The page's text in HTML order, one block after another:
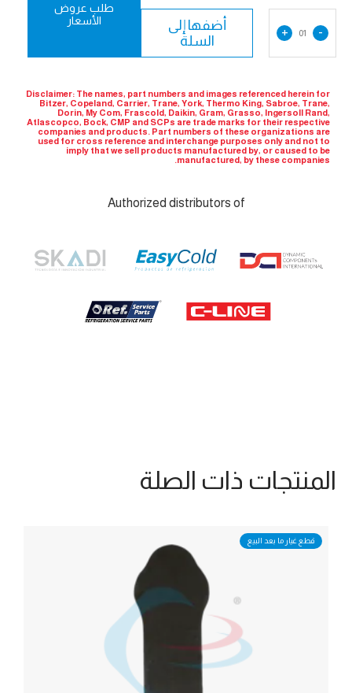
-
01
+
أضفها إلى
السلة
طلب عروض
الأسعار
Disclaimer: The names, part numbers and images referenced herein for
Bitzer, Copeland, Carrier, Trane, York, Thermo King, Sabroe, Trane,
Dorin, My Com, Frascold, Daikin, Gram, Grasso, Ingersoll Rand,
Atlascopco, Bock, CMP and SCPs are trade marks for their respective
companies and products. Part numbers of these organizations are
used for cross reference and interchange purposes only and not to
imply that we sell products manufactured by, or caused to be
manufactured, by these companies.
Authorized distributors of
المنتجات ذات الصلة
قطع غيار ما بعد البيع